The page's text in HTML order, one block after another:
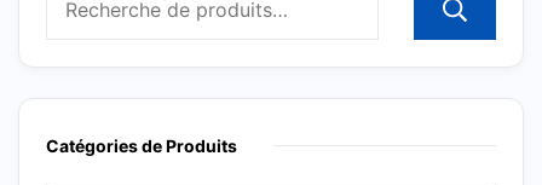
Catégories de Produits